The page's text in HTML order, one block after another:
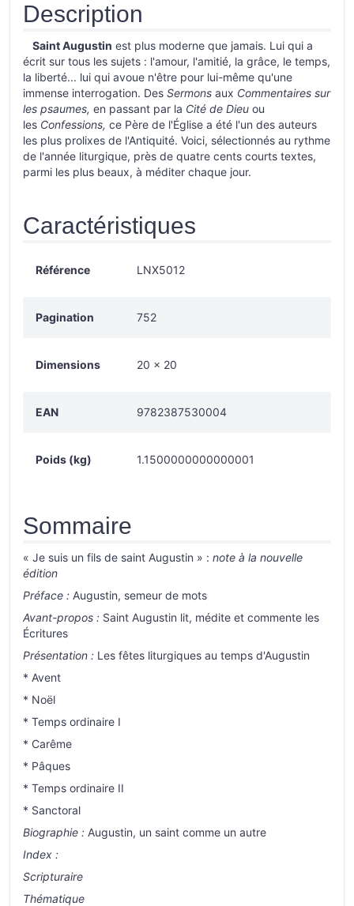
Description
Saint Augustin est plus moderne que jamais. Lui qui a
écrit sur tous les sujets : l'amour, l'amitié, la grâce, le temps,
la liberté... lui qui avoue n'être pour lui-même qu'une
immense interrogation. Des Sermons aux Commentaires sur
les psaumes, en passant par la Cité de Dieu ou
les Confessions, ce Père de l'Église a été l'un des auteurs
les plus prolixes de l'Antiquité. Voici, sélectionnés au rythme
de l'année liturgique, près de quatre cents courts textes,
parmi les plus beaux, à méditer chaque jour.
Caractéristiques
Référence LNX5012
Pagination 752
Dimensions 20 x 20
EAN 9782387530004
Poids (kg) 1.1500000000000001
Sommaire
« Je suis un fils de saint Augustin » : note à la nouvelle
édition
Préface : Augustin, semeur de mots
Avant-propos : Saint Augustin lit, médite et commente les
Écritures
Présentation : Les fêtes liturgiques au temps d'Augustin
* Avent
* Noël
* Temps ordinaire I
* Carême
* Pâques
* Temps ordinaire II
* Sanctoral
Biographie : Augustin, un saint comme un autre
Index :
Scripturaire
Thématique